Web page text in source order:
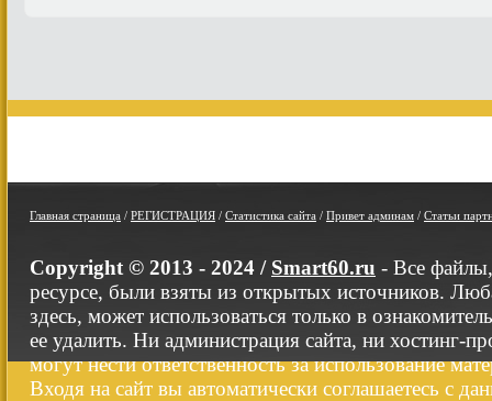
Главная страница / РЕГИСТРАЦИЯ / Статистика сайта / Привет админам / Статьи
Copyright © 2013 - 2024 / Smart60.ru - Все
ресурсе, были взяты из открытых источников.
здесь, может использоваться только в
ее удалить. Ни администрация сайта, ни хостинг-
могут нести ответственность за использование
Входя на сайт вы автоматически соглашаетесь с